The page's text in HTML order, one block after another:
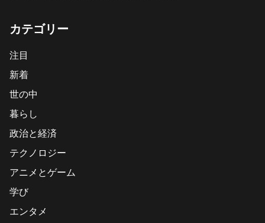
カテゴリー
注目
新着
世の中
暮らし
政治と経済
テクノロジー
アニメとゲーム
学び
エンタメ